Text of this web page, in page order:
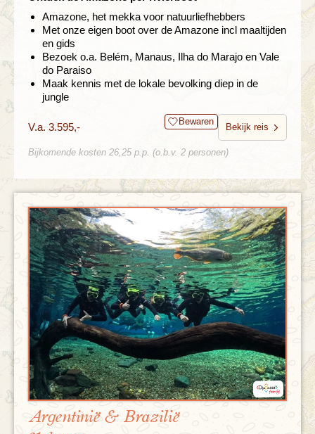
Amazone, het mekka voor natuurliefhebbers
Met onze eigen boot over de Amazone incl maaltijden
en gids
Bezoek o.a. Belém, Manaus, Ilha do Marajo en Vale
do Paraiso
Maak kennis met de lokale bevolking diep in de
jungle
V.a. 3.595,- Bewaren
Bekijk reis
Bijkomende kosten 26,25 p.p. (o.b.v. 2 personen)
Argentinië & Brazilië